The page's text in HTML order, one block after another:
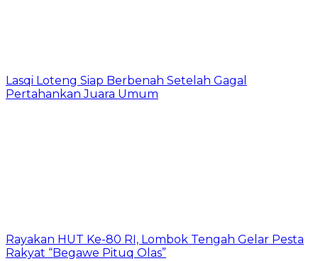
Lasqi Loteng Siap Berbenah Setelah Gagal
Pertahankan Juara Umum
Rayakan HUT Ke-80 RI, Lombok Tengah Gelar Pesta
Rakyat “Begawe Pituq Olas”